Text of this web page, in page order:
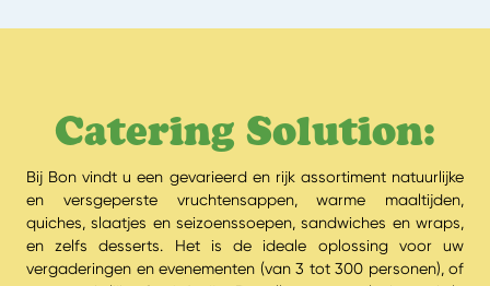
Catering Solution:
Bij Bon vindt u een gevarieerd en rijk assortiment natuurlijke
en versgeperste vruchtensappen, warme maaltijden,
quiches, slaatjes en seizoenssoepen, sandwiches en wraps,
en zelfs desserts. Het is de ideale oplossing voor uw
vergaderingen en evenementen (van 3 tot 300 personen), of